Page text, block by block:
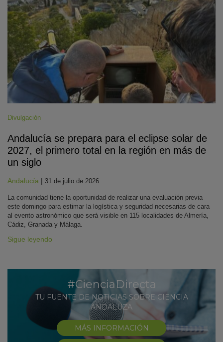
Divulgación
Andalucía se prepara para el eclipse solar de
2027, el primero total en la región en más de
un siglo
Andalucía | 31 de julio de 2026
La comunidad tiene la oportunidad de realizar una evaluación previa
este domingo para estimar la logística y seguridad necesarias de cara
al evento astronómico que será visible en 115 localidades de Almería,
Cádiz, Granada y Málaga.
Sigue leyendo
#CienciaDirecta
TU FUENTE DE NOTICIAS SOBRE CIENCIA
ANDALUZA
MÁS INFORMACIÓN